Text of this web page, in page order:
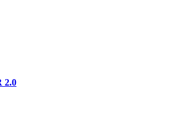
2.0